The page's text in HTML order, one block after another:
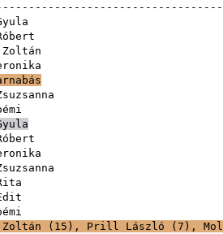
Zoltán
Zoltán ( 15 ), Prill László ( 7 ),